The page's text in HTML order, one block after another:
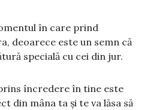
în care prind
deoarece este un semn că
specială cu cei din jur.
încredere în tine este
din mâna ta și te va lăsa să